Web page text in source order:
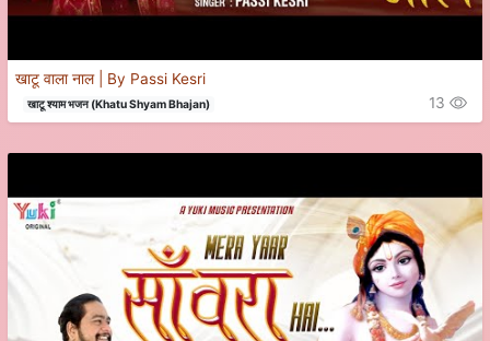
खाटू वाला नाल | By Passi Kesri
खाटू श्याम भजन (Khatu Shyam Bhajan) 13